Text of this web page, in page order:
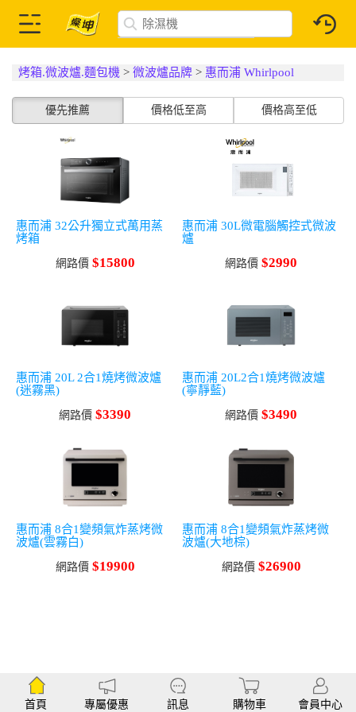
烤箱.微波爐.麵包機 >微波爐品牌 > 惠而浦 Whirlpool
優先推薦 價格低至高 價格高至低
惠而浦 32公升獨立式萬用蒸
烤箱
網路價 $15800
惠而浦 30L微電腦觸控式微波
爐
網路價 $2990
惠而浦 20L 2合1燒烤微波爐
(迷霧黑)
網路價 $3390
惠而浦 20L2合1燒烤微波爐
(寧靜藍)
網路價 $3490
惠而浦 8合1變頻氣炸蒸烤微
波爐(雲霧白)
網路價 $19900
惠而浦 8合1變頻氣炸蒸烤微
波爐(大地棕)
網路價 $26900
首頁 專屬優惠 訊息 購物車 會員中心